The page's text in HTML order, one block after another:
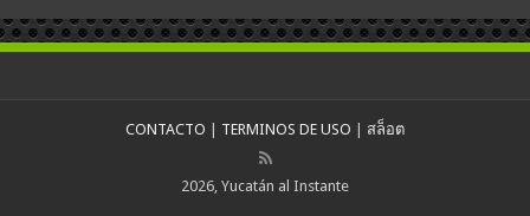
CONTACTO TERMINOS DE USO สล็อต
2026, Yucatán al Instante